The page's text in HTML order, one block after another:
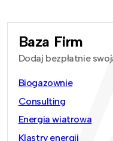
Baza Firm
Dodaj bezpłatnie
Biogazownie
Consulting
Energia wiatrowa
Klastry energii